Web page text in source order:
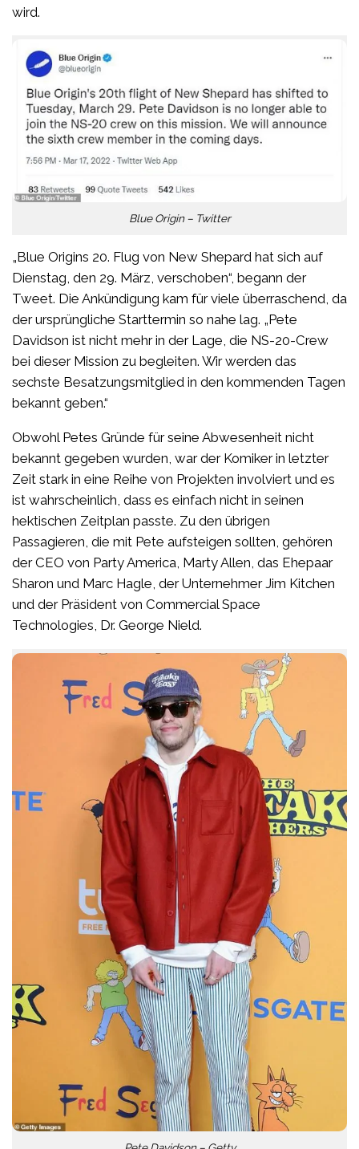
wird.
Blue Origin – Twitter
„Blue Origins 20. Flug von New Shepard hat sich auf
Dienstag, den 29. März, verschoben“, begann der
Tweet. Die Ankündigung kam für viele überraschend, da
der ursprüngliche Starttermin so nahe lag. „Pete
Davidson ist nicht mehr in der Lage, die NS-20-Crew
bei dieser Mission zu begleiten. Wir werden das
sechste Besatzungsmitglied in den kommenden Tagen
bekannt geben.“
Obwohl Petes Gründe für seine Abwesenheit nicht
bekannt gegeben wurden, war der Komiker in letzter
Zeit stark in eine Reihe von Projekten involviert und es
ist wahrscheinlich, dass es einfach nicht in seinen
hektischen Zeitplan passte. Zu den übrigen
Passagieren, die mit Pete aufsteigen sollten, gehören
der CEO von Party America, Marty Allen, das Ehepaar
Sharon und Marc Hagle, der Unternehmer Jim Kitchen
und der Präsident von Commercial Space
Technologies, Dr. George Nield.